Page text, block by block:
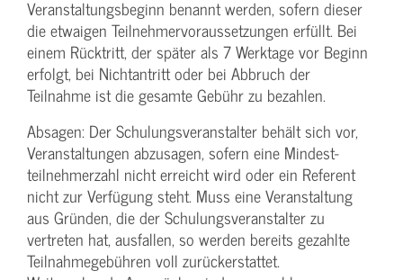
Veranstaltungs­beginn benannt werden, sofern dieser
die etwaigen Teilnehmer­voraussetzungen erfüllt. Bei
einem Rücktritt, der später als 7 Werktage vor Beginn
erfolgt, bei Nichtantritt oder bei Abbruch der
Teilnahme ist die gesamte Gebühr zu bezahlen.
Absagen: Der Schulungs­veranstalter behält sich vor,
Veranstaltungen abzusagen, sofern eine Mindest­
teilnehmerzahl nicht erreicht wird oder ein Referent
nicht zur Verfügung steht. Muss eine Veranstaltung
aus Gründen, die der Schulungs­veranstalter zu
vertreten hat, ausfallen, so werden bereits gezahlte
Teilnahme­gebühren voll zurückerstattet.